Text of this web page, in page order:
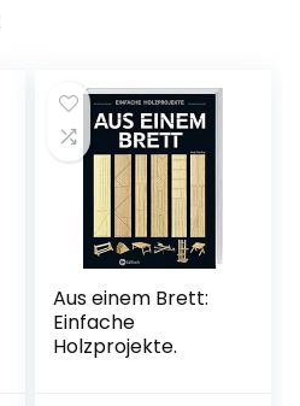
Aus einem Brett:
Einfache
Holzprojekte.